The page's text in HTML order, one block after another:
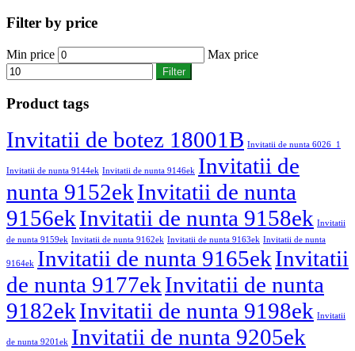
Filter by price
Min price Max price
Filter
Product tags
Invitatii de botez 18001B Invitatii de nunta 6026_1
Invitatii de nunta 9144ek Invitatii de nunta 9146ek Invitatii de
nunta 9152ekInvitatii de nunta
9156ekInvitatii de nunta 9158ek Invitatii
de nunta 9159ek Invitatii de nunta 9162ek Invitatii de nunta 9163ek Invitatii de nunta
9164ek Invitatii de nunta 9165ekInvitatii
de nunta 9177ekInvitatii de nunta
9182ekInvitatii de nunta 9198ek Invitatii
de nunta 9201ek Invitatii de nunta 9205ek